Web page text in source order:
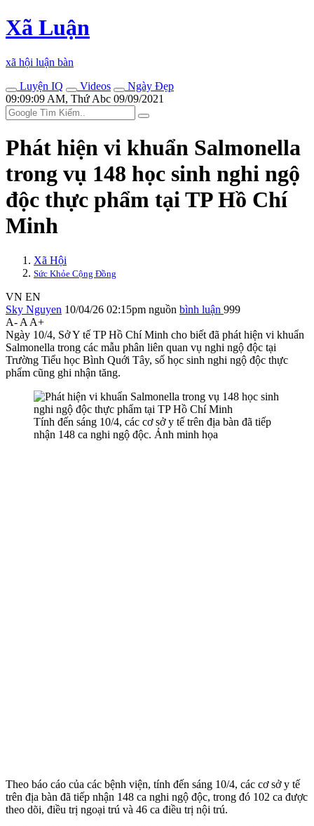
Xã Luận
xã hội luận bàn
Luyện IQ
Videos
Ngày Đẹp
09:09:09 AM, Thứ Abc 09/09/2021
Phát hiện vi khuẩn Salmonella
trong vụ 148 học sinh nghi ngộ
độc thực phẩm tại TP Hồ Chí
Minh
Xã Hội
Sức Khỏe Cộng Đồng
VN EN
Sky Nguyen 10/04/26 02:15pm nguồn bình luận 999
A- A A+
Ngày 10/4, Sở Y tế TP Hồ Chí Minh cho biết đã phát hiện vi khuẩn
Salmonella trong các mẫu phân liên quan vụ nghi ngộ độc tại
Trường Tiểu học Bình Quới Tây, số học sinh nghi ngộ độc thực
phẩm cũng ghi nhận tăng.
Tính đến sáng 10/4, các cơ sở y tế trên địa bàn đã tiếp
nhận 148 ca nghi ngộ độc. Ảnh minh họa
Theo báo cáo của các bệnh viện, tính đến sáng 10/4, các cơ sở y tế
trên địa bàn đã tiếp nhận 148 ca nghi ngộ độc, trong đó 102 ca được
theo dõi, điều trị ngoại trú và 46 ca điều trị nội trú.